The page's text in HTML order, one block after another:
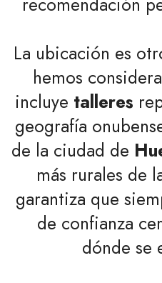
La ubicación es
hemos
incluye talleres
geografía
de la ciudad de
más rurales de
garantiza que
de confianza
dónde se